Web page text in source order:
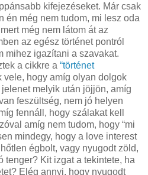
kifejezéseket. Már csak
én még nem tudom, mi lesz oda
még nem látom át az
az egész történet pontról
mihez igazítani a szavakat.
a cikkre a “történet
vele, hogy amíg olyan dolgok
melyik után jöjjön, amíg
feszültség, nem jó helyen
fennáll, hogy szálakat kell
amíg nem tudom, hogy “mi
mindegy, hogy a love interest
égbolt, vagy nyugodt zöld,
tenger? Kit izgat a tekintete, ha
Elég annyi, hogy nyugodt